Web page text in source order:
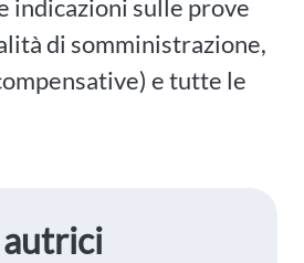
indicazioni sulle prove
di somministrazione,
e tutte le